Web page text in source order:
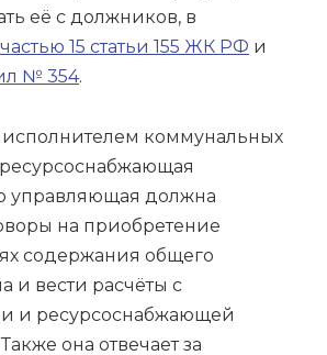
её с должников, в
частью 15 статьи 155 ЖК РФ и
№ 354.
исполнителем коммунальных
ресурсоснабжающая
управляющая должна
на приобретение
содержания общего
и вести расчёты с
и ресурсоснабжающей
она отвечает за